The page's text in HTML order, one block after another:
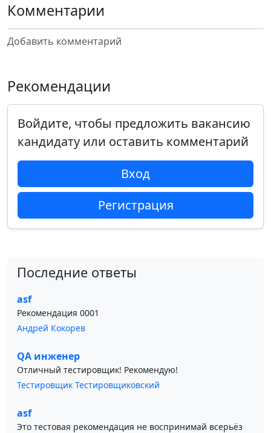
Комментарии
Добавить комментарий
Рекомендации
Войдите, чтобы предложить вакансию
кандидату или оставить комментарий
Вход
Регистрация
Последние ответы
asf
Рекомендация 0001
Андрей Кокорев
QA инженер
Отличный тестировщик! Рекомендую!
Тестировщик Тестировщиковский
asf
Это тестовая рекомендация не воспринимай всерьёз